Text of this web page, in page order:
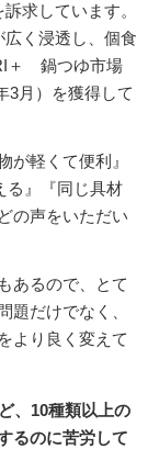
求しています。
く浸透し、個食
＋ 鍋つゆ市場
3月）を獲得して
が軽くて便利』
る』『同じ具材
の声をいただい
あるので、とて
題だけでなく、
より良く変えて
、10種類以上の
るのに苦労して